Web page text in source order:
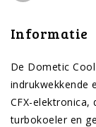
Informatie
De Dometic
indrukwekkende
CFX-
turbokoeler en